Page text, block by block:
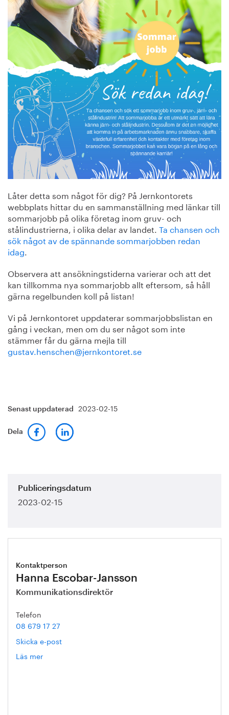
Låter detta som något för dig? På Jernkontorets
webbplats hittar du en sammanställning med länkar till
sommarjobb på olika företag inom gruv- och
stålindustrierna, i olika delar av landet. Ta chansen och
sök något av de spännande sommarjobben redan
idag
Observera att ansökningstiderna varierar och att det
kan tillkomma nya sommarjobb allt eftersom, så håll
gärna regelbunden koll på listan!
Vi på Jernkontoret uppdaterar sommarjobbslistan en
gång i veckan, men om du ser något som inte
stämmer får du gärna mejla till
gustav.henschen@jernkontoret.se
Senast uppdaterad 2023-02-15
Dela
Publiceringsdatum
2023-02-15
Kontaktperson
Hanna Escobar-Jansson
Kommunikationsdirektör
Telefon
08 679 17 27
Skicka e-post
Läs mer